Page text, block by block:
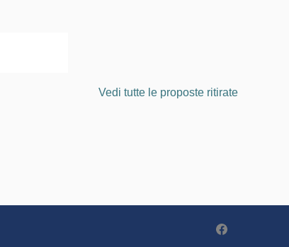
Vedi tutte le proposte ritirate
Partecipa -